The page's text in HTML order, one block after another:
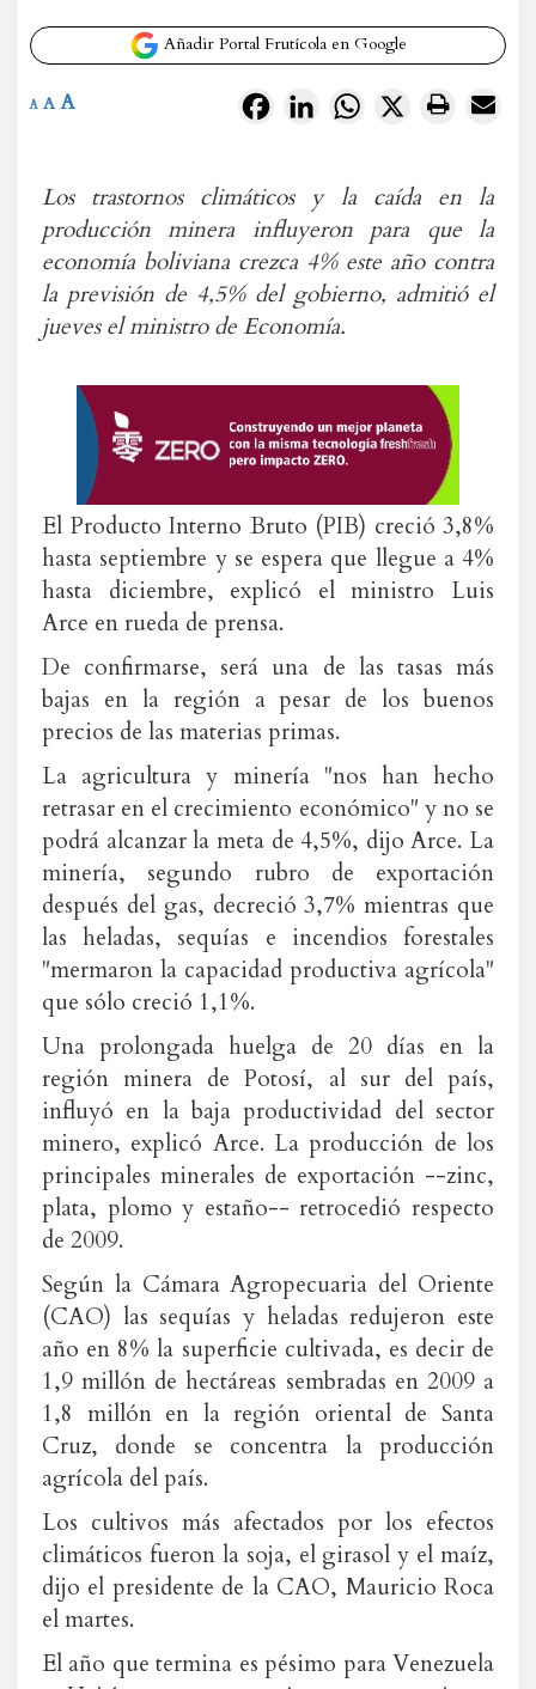
Añadir Portal Frutícola en Google
FacebookLinkedInWhatsApp
X
A A A
Los trastornos climáticos y la caída en la
producción minera influyeron para que la
economía boliviana crezca 4% este año contra
la previsión de 4,5% del gobierno, admitió el
jueves el ministro de Economía.
El Producto Interno Bruto (PIB) creció 3,8%
hasta septiembre y se espera que llegue a 4%
hasta diciembre, explicó el ministro Luis
Arce en rueda de prensa.
De confirmarse, será una de las tasas más
bajas en la región a pesar de los buenos
precios de las materias primas.
La agricultura y minería "nos han hecho
retrasar en el crecimiento económico" y no se
podrá alcanzar la meta de 4,5%, dijo Arce. La
minería, segundo rubro de exportación
después del gas, decreció 3,7% mientras que
las heladas, sequías e incendios forestales
"mermaron la capacidad productiva agrícola"
que sólo creció 1,1%.
Una prolongada huelga de 20 días en la
región minera de Potosí, al sur del país,
influyó en la baja productividad del sector
minero, explicó Arce. La producción de los
principales minerales de exportación --zinc,
plata, plomo y estaño-- retrocedió respecto
de 2009.
Según la Cámara Agropecuaria del Oriente
(CAO) las sequías y heladas redujeron este
año en 8% la superficie cultivada, es decir de
1,9 millón de hectáreas sembradas en 2009 a
1,8 millón en la región oriental de Santa
Cruz, donde se concentra la producción
agrícola del país.
Los cultivos más afectados por los efectos
climáticos fueron la soja, el girasol y el maíz,
dijo el presidente de la CAO, Mauricio Roca
el martes.
El año que termina es pésimo para Venezuela